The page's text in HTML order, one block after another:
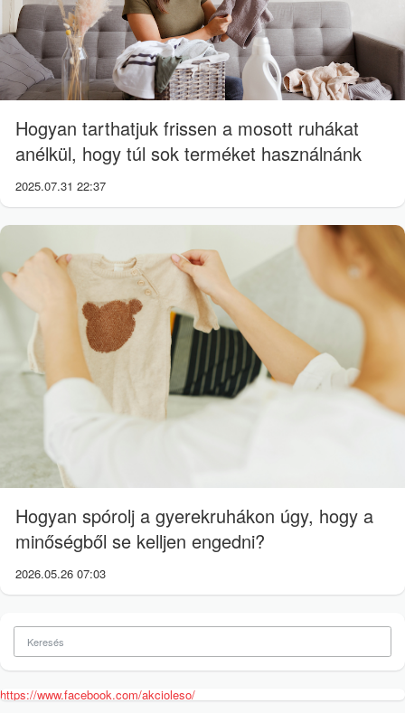
Hogyan tarthatjuk frissen a mosott ruhákat
anélkül, hogy túl sok terméket használnánk
2025.07.31 22:37
Hogyan spórolj a gyerekruhákon úgy, hogy a
minőségből se kelljen engedni?
2026.05.26 07:03
https://www.facebook.com/akcioleso/